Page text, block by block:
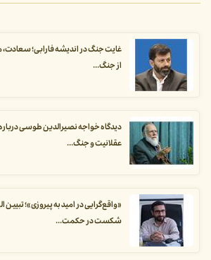
غایت جنگ در اندیشه فارابی؛ سعادت،
از جنگ...
دیدگاه خواجه نصیرالدین طوسی
عقلانیت و جنگ...
«واقع‌گرایی در امید به پیروزی»؛
شکست در حکمت...